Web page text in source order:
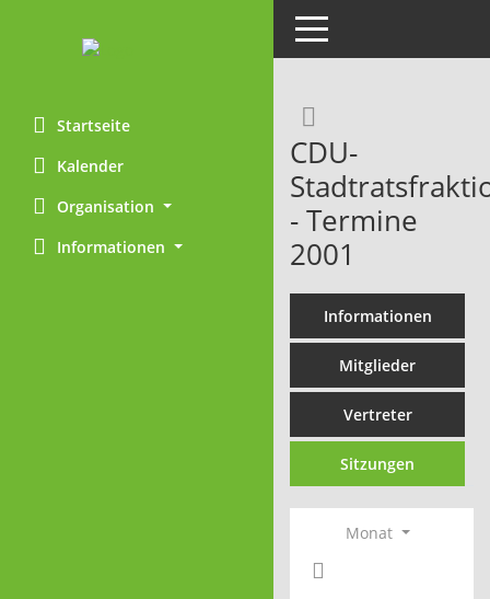
Startseite
Kalender
Organisation
Informationen
Toggle navigation
CDU-
- Termine
2001
Informationen
Mitglieder
Vertreter
Sitzungen
Monat